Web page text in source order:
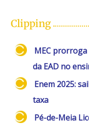
Clipping
MEC
da EAD no
Enem 2025:
taxa
Pé-de-Meia